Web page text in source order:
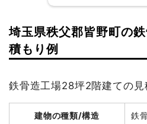
養生費
195m²
土間コンクリート撤去
20m³
植木・植栽撤去
庭石撤去
建物の種類/構造
建物解体費用 167万
総額 238
埼玉県秩父郡皆野町の
積もり例
鉄骨造工場28坪2階建ての見
建物の種類/構造 鉄